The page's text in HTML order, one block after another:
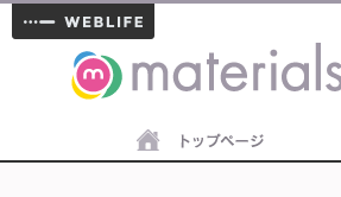
materials